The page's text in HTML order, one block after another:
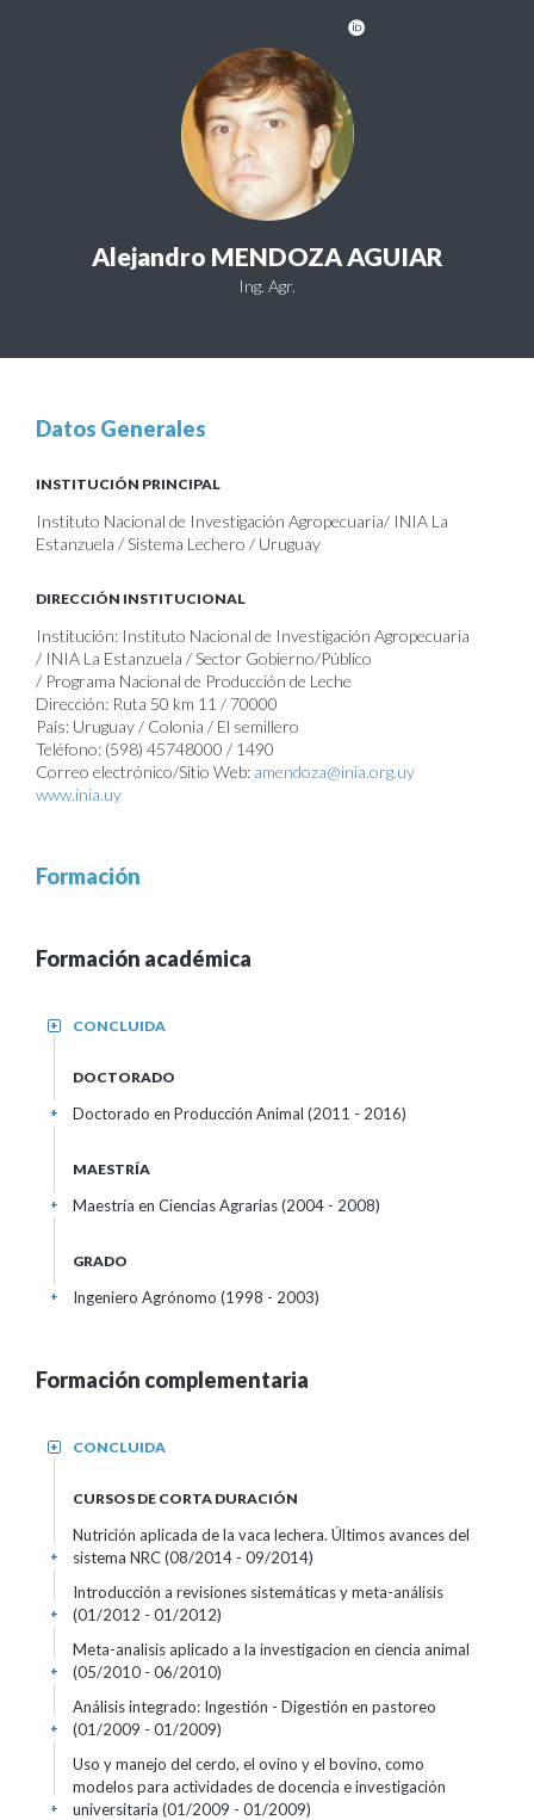
Alejandro MENDOZA AGUIAR
Ing. Agr.
Datos Generales
INSTITUCIÓN PRINCIPAL
Instituto Nacional de Investigación Agropecuaria/ INIA La
Estanzuela / Sistema Lechero / Uruguay
DIRECCIÓN INSTITUCIONAL
Institución: Instituto Nacional de Investigación Agropecuaria
/ INIA La Estanzuela / Sector Gobierno/Público
/ Programa Nacional de Producción de Leche
Dirección: Ruta 50 km 11 / 70000
País: Uruguay / Colonia / El semillero
Teléfono: (598) 45748000 / 1490
Correo electrónico/Sitio Web: amendoza@inia.org.uy
www.inia.uy
Formación
Formación académica
CONCLUIDA
+
DOCTORADO
Doctorado en Producción Animal (2011 - 2016)
+
MAESTRÍA
Maestría en Ciencias Agrarias (2004 - 2008)
+
GRADO
Ingeniero Agrónomo (1998 - 2003)
+
Formación complementaria
CONCLUIDA
+
CURSOS DE CORTA DURACIÓN
Nutrición aplicada de la vaca lechera. Últimos avances del
sistema NRC(08/2014 - 09/2014)
+
Introducción a revisiones sistemáticas y meta-análisis
(01/2012 - 01/2012)
+
Meta-analisis aplicado a la investigacion en ciencia animal
(05/2010 - 06/2010)
+
Análisis integrado: Ingestión - Digestión en pastoreo
(01/2009 - 01/2009)
+
Uso y manejo del cerdo, el ovino y el bovino, como
modelos para actividades de docencia e investigación
universitaria (01/2009 - 01/2009)
+